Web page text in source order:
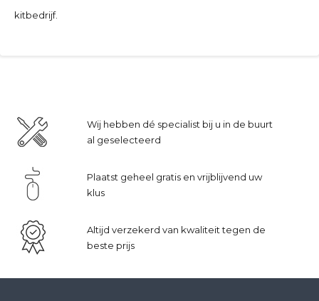
kitbedrijf.
Wij hebben dé specialist bij u in de buurt
al geselecteerd
Plaatst geheel gratis en vrijblijvend uw
klus
Altijd verzekerd van kwaliteit tegen de
beste prijs